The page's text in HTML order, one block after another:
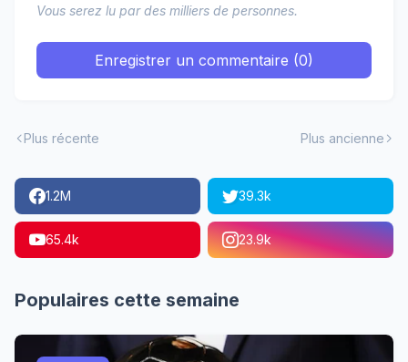
Vous serez lu par des milliers de personnes.
Enregistrer un commentaire (0)
Plus récente Plus ancienne
1.2M 39.3k
65.4k 23.9k
Populaires cette semaine